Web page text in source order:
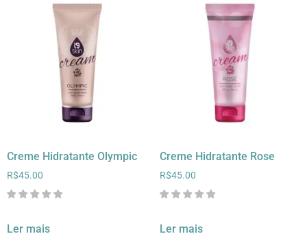
Creme Hidratante Olympic
R$45.00
Ler mais
Creme Hidratante Rose
R$45.00
Ler mais